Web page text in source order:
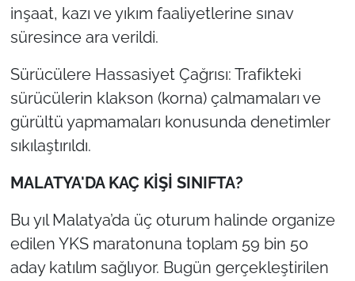
inşaat, kazı ve yıkım faaliyetlerine sınav
süresince ara verildi.
Sürücülere Hassasiyet Çağrısı: Trafikteki
sürücülerin klakson (korna) çalmamaları ve
gürültü yapmamaları konusunda denetimler
sıkılaştırıldı.
MALATYA'DA KAÇ KİŞİ SINIFTA?
Bu yıl Malatya’da üç oturum halinde organize
edilen YKS maratonuna toplam 59 bin 50
aday katılım sağlıyor. Bugün gerçekleştirilen